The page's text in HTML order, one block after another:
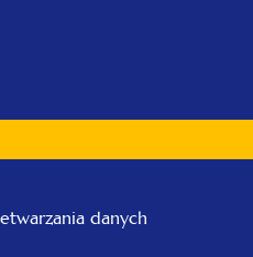
danych